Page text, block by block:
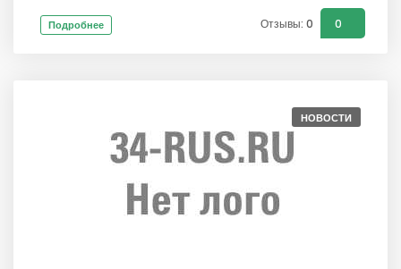
Подробнее Отзывы: 0 0
НОВОСТИ